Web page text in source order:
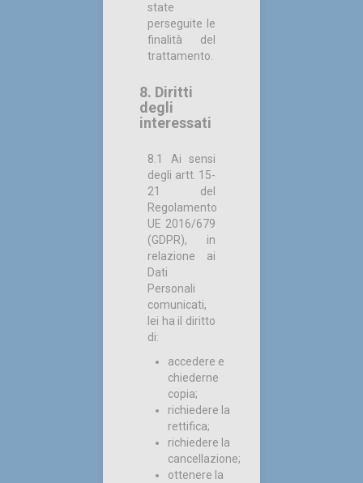
state
perseguite le
finalità del
trattamento.
8. Diritti
degli
interessati
8.1 Ai sensi
degli artt. 15-
21 del
Regolamento
UE 2016/679
(GDPR), in
relazione ai
Dati
Personali
comunicati,
lei ha il diritto
di:
accedere e
chiederne
copia;
richiedere la
rettifica;
richiedere la
cancellazione;
ottenere la